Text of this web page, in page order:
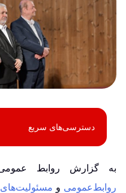
دسترسی‌های سریع
به گزارش روابط
روابط‌عمومی و